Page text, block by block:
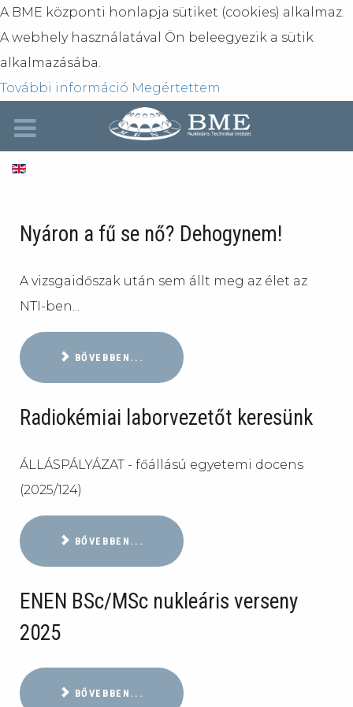
A BME központi honlapja sütiket (cookies) alkalmaz.
A webhely használatával Ön beleegyezik a sütik
alkalmazásába.
További információ Megértettem
Nyáron a fű se nő? Dehogynem!
A vizsgaidőszak után sem állt meg az élet az
NTI-ben...
BŐVEBBEN...
Radiokémiai laborvezetőt keresünk
ÁLLÁSPÁLYÁZAT - főállású egyetemi docens
(2025/124)
BŐVEBBEN...
ENEN BSc/MSc nukleáris verseny
2025
BŐVEBBEN...